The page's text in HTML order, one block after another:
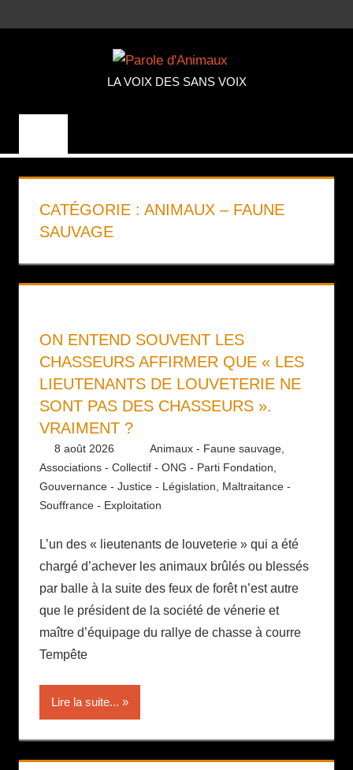
au
LA VOIX DES SANS VOIX
CATÉGORIE : ANIMAUX – FAUNE
SAUVAGE
ON ENTEND SOUVENT LES
CHASSEURS AFFIRMER QUE « LES
LIEUTENANTS DE LOUVETERIE NE
SONT PAS DES CHASSEURS ».
VRAIMENT ?
8 août 2026 Daniel
Animaux - Faune sauvage,
Associations - Collectif - ONG - Parti Fondation
Gouvernance - Justice - Législation
Maltraitance -
Souffrance - Exploitation
L’un des « lieutenants de louveterie » qui a été
chargé d’achever les animaux brûlés ou blessés
par balle à la suite des feux de forêt n’est autre
que le président de la société de vénerie et
maître d’équipage du rallye de chasse à courre
Tempête
Lire la suite...